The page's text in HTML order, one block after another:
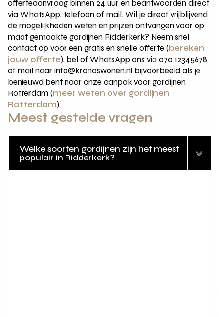
offerteaanvraag binnen 24 uur en beantwoorden direct
via WhatsApp, telefoon of mail. Wil je direct vrijblijvend
de mogelijkheden weten en prijzen ontvangen voor op
maat gemaakte gordijnen Ridderkerk? Neem snel
contact op voor een gratis en snelle offerte (bereken
jouw offerte), bel of WhatsApp ons via 070 12345678
of mail naar info@kronoswonen.nl bijvoorbeeld als je
benieuwd bent naar onze aanpak voor gordijnen
Rotterdam (meer weten over gordijnen
Rotterdam).
Meest gestelde vragen
Welke soorten gordijnen zijn het meest
populair in Ridderkerk?